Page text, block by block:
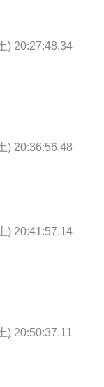
) 20:27:48.34
) 20:36:56.48
) 20:41:57.14
) 20:50:37.11